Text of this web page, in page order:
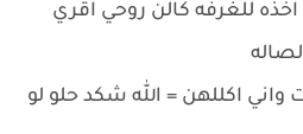
للغرفه كالن روحي اقري
واني اكللهن = الله شكد حلو لو